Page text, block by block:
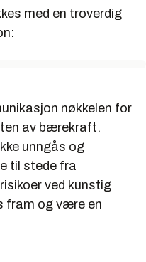
med en troverdig
nøkkelen for
av bærekraft.
unngås og
til stede fra
ved kunstig
fram og være en